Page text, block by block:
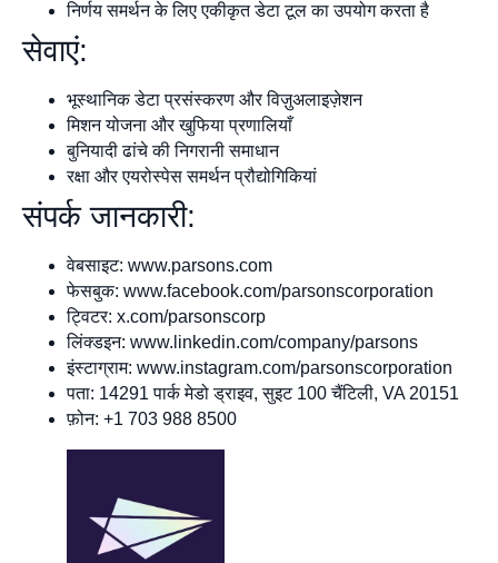
निर्णय समर्थन के लिए एकीकृत डेटा टूल का उपयोग करता है
सेवाएं:
भूस्थानिक डेटा प्रसंस्करण और विज़ुअलाइज़ेशन
मिशन योजना और खुफिया प्रणालियाँ
बुनियादी ढांचे की निगरानी समाधान
रक्षा और एयरोस्पेस समर्थन प्रौद्योगिकियां
संपर्क जानकारी:
वेबसाइट: www.parsons.com
फेसबुक: www.facebook.com/parsonscorporation
ट्विटर: x.com/parsonscorp
लिंक्डइन: www.linkedin.com/company/parsons
इंस्टाग्राम: www.instagram.com/parsonscorporation
पता: 14291 पार्क मेडो ड्राइव, सुइट 100 चैंटिली, VA 20151
फ़ोन: +1 703 988 8500